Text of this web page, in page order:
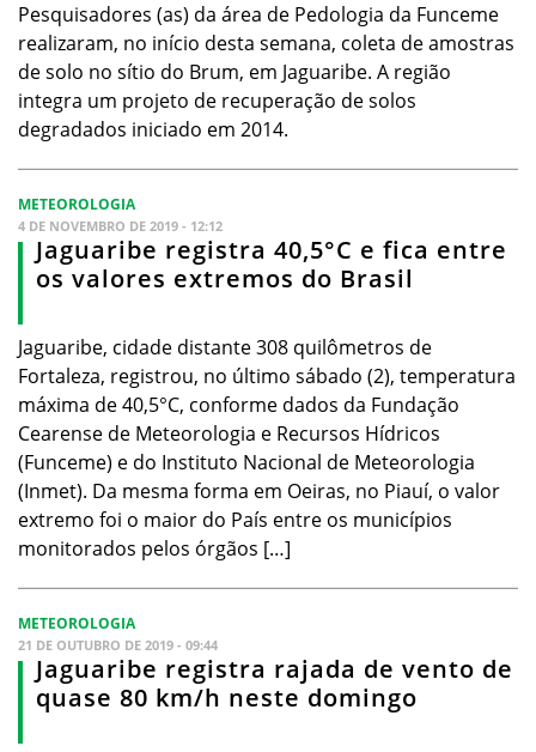
Pesquisadores (as) da área de Pedologia da Funceme
realizaram, no início desta semana, coleta de amostras
de solo no sítio do Brum, em Jaguaribe. A região
integra um projeto de recuperação de solos
degradados iniciado em 2014.
METEOROLOGIA
4 DE NOVEMBRO DE 2019 - 12:12
Jaguaribe registra 40,5°C e fica entre
os valores extremos do Brasil
Jaguaribe, cidade distante 308 quilômetros de
Fortaleza, registrou, no último sábado (2), temperatura
máxima de 40,5°C, conforme dados da Fundação
Cearense de Meteorologia e Recursos Hídricos
(Funceme) e do Instituto Nacional de Meteorologia
(Inmet). Da mesma forma em Oeiras, no Piauí, o valor
extremo foi o maior do País entre os municípios
monitorados pelos órgãos […]
METEOROLOGIA
21 DE OUTUBRO DE 2019 - 09:44
Jaguaribe registra rajada de vento de
quase 80 km/h neste domingo